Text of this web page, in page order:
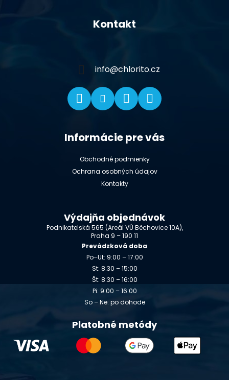
Kontakt
info@chlorito.cz
Informácie pre vás
Obchodné podmienky
Ochrana osobných údajov
Kontakty
Výdajňa objednávok
Podnikatelská 565 (Areál VÚ Běchovice 10A),
Praha 9 – 190 11
Prevádzková doba
Po–Ut: 9:00 – 17:00
St: 8:30 – 15:00
Št: 8:30 – 16:00
Pi: 9:00 – 16:00
So – Ne: po dohode
Platobné metódy